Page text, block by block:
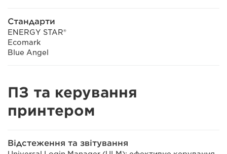
Стандарти
ENERGY STAR®
Ecomark
Blue Angel
ПЗ та керування
принтером
Відстеження та звітування